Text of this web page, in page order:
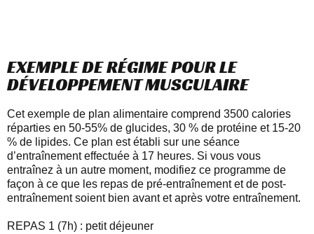
EXEMPLE DE RÉGIME POUR LE
DÉVELOPPEMENT MUSCULAIRE
Cet exemple de plan alimentaire comprend 3500 calories
réparties en 50-55% de glucides, 30 % de protéine et 15-20
% de lipides. Ce plan est établi sur une séance
d’entraînement effectuée à 17 heures. Si vous vous
entraînez à un autre moment, modifiez ce programme de
façon à ce que les repas de pré-entraînement et de post-
entraînement soient bien avant et après votre entraînement.
REPAS 1 (7h) : petit déjeuner